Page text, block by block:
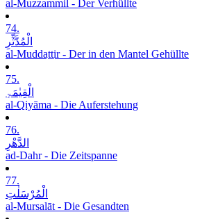
al-Muzzammil - Der Verhüllte
74.
الْمُدَّثِّرِ
al-Muddaṯṯir - Der in den Mantel Gehüllte
75.
الْقِیٰمَۃِ
al-Qiyāma - Die Auferstehung
76.
الدَّھْرِ
ad-Dahr - Die Zeitspanne
77.
الْمُرْسَلٰتِ
al-Mursalāt - Die Gesandten